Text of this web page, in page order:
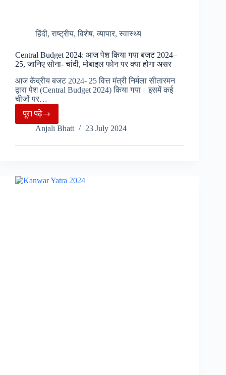
हिंदी,राष्ट्रीय,विशेष,व्यापार,स्वास्थ्य
Central Budget 2024: आज पेश किया गया बजट 2024–
25, जानिए सोना- चांदी, मोबाइल फोन पर क्या होगा असर
आज केंद्रीय बजट 2024- 25 वित्त मंत्री निर्मला सीतारमन
द्वारा पेश (Central Budget 2024) किया गया। इसमें कई
चीजों पर…
पूरा पढ़ेCentral
Budget
2024:
किया
Anjali Bhatt 23 July 2024